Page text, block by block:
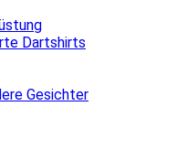
Dartshirts
Gesichter